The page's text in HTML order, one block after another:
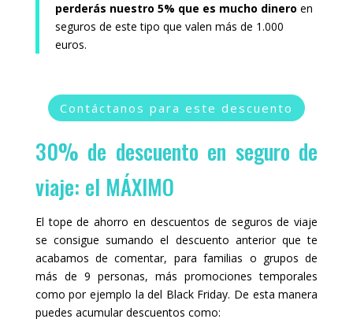
perderás nuestro 5% que es mucho dinero en
seguros de este tipo que valen más de 1.000
euros.
Contáctanos para este descuento
30% de descuento en seguro de
viaje: el MÁXIMO
El tope de ahorro en descuentos de seguros de viaje
se consigue sumando el descuento anterior que te
acabamos de comentar, para familias o grupos de
más de 9 personas, más promociones temporales
como por ejemplo la del Black Friday. De esta manera
puedes acumular descuentos como: